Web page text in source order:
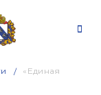
«Единая